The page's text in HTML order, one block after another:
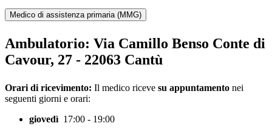
Medico di assistenza primaria (MMG)
Ambulatorio: Via Camillo Benso Conte di
Cavour, 27 - 22063 Cantù
Orari di ricevimento: Il medico riceve su appuntamento nei
seguenti giorni e orari:
giovedì 17:00 - 19:00